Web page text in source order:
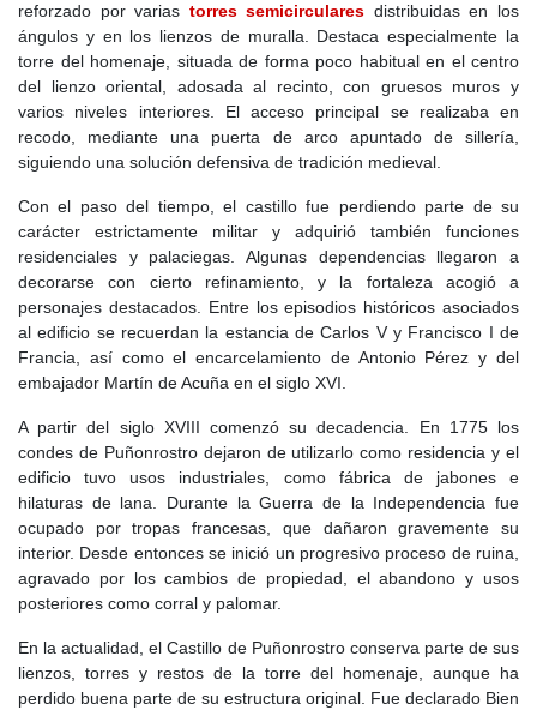
En este periodo también aparecen mencionados otros
asentamientos hoy despoblados, como Pozuela y Palomero, que
debieron de surgir en un contexto semejante al de Torrejón. La
dispersión de pequeños núcleos fue frecuente en estos siglos,
aunque con el paso del tiempo muchos de ellos terminarían
desapareciendo o integrándose en términos municipales
mayores.
La situación de Torrejón cambió de forma decisiva en 1294,
cuando el rey Sancho IV donó el lugar, entonces llamado Torrejón
de Sebastián Domingo, a Gonzalo Ruiz de Toledo, alcalde mayor
de Toledo y señor de Orgaz. Con esta donación, Torrejón quedó
separado de la jurisdicción de Madrid y pasó a convertirse en villa
de señorío. Desde ese momento, los derechos señoriales
marcaron profundamente la historia del municipio.
donación de Sancho IV fue confirmada en 1305 por Fernando IV
y su esposa, la reina Constanza. En esa confirmación se
reconocían los derechos concedidos a Gonzalo Ruiz de Toledo y
se detallaban diversas obligaciones de los vecinos hacia el señor,
entre ellas pagos en especie, prestaciones de trabajo y la
obligación de rendirle vasallaje.
Por matrimonio de una hija de Gonzalo Ruiz con Lope de
entonces, el antiguo nombre de Torrejón de Sebastián Domingo
fue siendo sustituido por el de Torrejón de Velasco, denominación
que ha llegado hasta nuestros días.
reforzado por varias torres semicirculares distribuidas en los
ángulos y en los lienzos de muralla. Destaca especialmente la
torre del homenaje, situada de forma poco habitual en el centro
del lienzo oriental, adosada al recinto, con gruesos muros y
varios niveles interiores. El acceso principal se realizaba en
recodo, mediante una puerta de arco apuntado de sillería,
siguiendo una solución defensiva de tradición medieval.
Con el paso del tiempo, el castillo fue perdiendo parte de su
carácter estrictamente militar y adquirió también funciones
residenciales y palaciegas. Algunas dependencias llegaron a
decorarse con cierto refinamiento, y la fortaleza acogió a
personajes destacados. Entre los episodios históricos asociados
al edificio se recuerdan la estancia de Carlos V y Francisco I de
Francia, así como el encarcelamiento de Antonio Pérez y del
embajador Martín de Acuña en el siglo XVI.
A partir del siglo XVIII comenzó su decadencia. En 1775 los
condes de Puñonrostro dejaron de utilizarlo como residencia y el
edificio tuvo usos industriales, como fábrica de jabones e
hilaturas de lana. Durante la Guerra de la Independencia fue
ocupado por tropas francesas, que dañaron gravemente su
interior. Desde entonces se inició un progresivo proceso de ruina,
agravado por los cambios de propiedad, el abandono y usos
posteriores como corral y palomar.
En la actualidad, el Castillo de Puñonrostro conserva parte de sus
lienzos, torres y restos de la torre del homenaje, aunque ha
perdido buena parte de su estructura original. Fue declarado Bien